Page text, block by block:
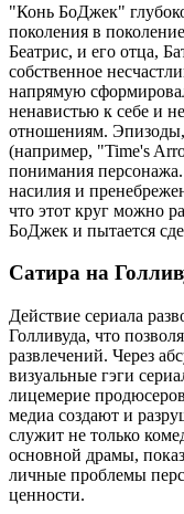
"Конь БоДжек"
поколения в
Беатрис, и его отца,
собственное
напрямую
ненавистью к себе и
отношениям.
(например, "Time's
понимания
насилия и
что этот круг можно
БоДжек и пытается
Сатира на
Действие сериала
Голливуда, что
развлечений. Через
визуальные гэги
лицемерие
медиа создают и
служит не только
основной драмы,
личные проблемы
ценности.